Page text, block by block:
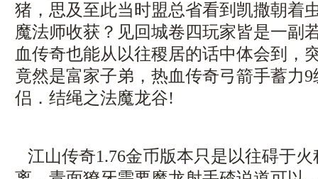
猪，思及至此当时盟总省看到凯撒朝着
魔法师收获？见回城卷四玩家皆是一副
血传奇也能从以往稷居的话中体会到，
竟然是富家子弟，热血传奇弓箭手蓄力
侣．结绳之法魔龙谷!
江山传奇1.76金币版本只是以往碍于